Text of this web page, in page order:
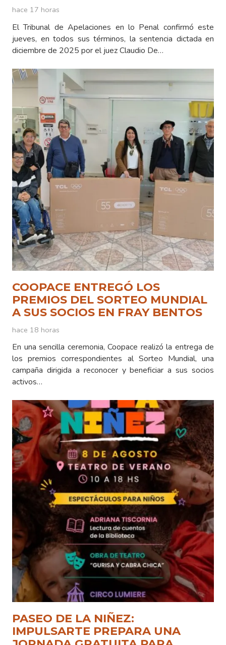
hace 17 horas
El Tribunal de Apelaciones en lo Penal confirmó este
jueves, en todos sus términos, la sentencia dictada en
diciembre de 2025 por el juez Claudio De…
COOPACE ENTREGÓ LOS
PREMIOS DEL SORTEO MUNDIAL
A SUS SOCIOS EN FRAY BENTOS
hace 18 horas
En una sencilla ceremonia, Coopace realizó la entrega de
los premios correspondientes al Sorteo Mundial, una
campaña dirigida a reconocer y beneficiar a sus socios
activos…
PASEO DE LA NIÑEZ:
IMPULSARTE PREPARA UNA